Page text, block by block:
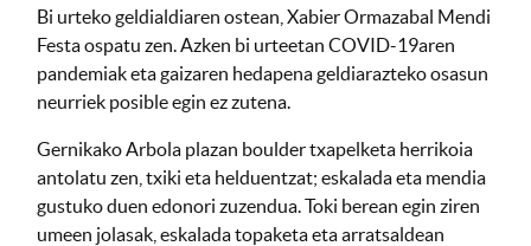
Bi urteko geldialdiaren ostean, Xabier Ormazabal Mendi
Festa ospatu zen. Azken bi urteetan COVID-19aren
pandemiak eta gaizaren hedapena geldiarazteko osasun
neurriek posible egin ez zutena.
Gernikako Arbola plazan boulder txapelketa herrikoia
antolatu zen, txiki eta helduentzat; eskalada eta mendia
gustuko duen edonori zuzendua. Toki berean egin ziren
umeen jolasak, eskalada topaketa eta arratsaldean